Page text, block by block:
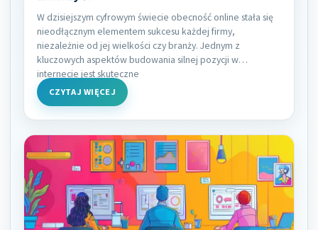
W dzisiejszym cyfrowym świecie obecność online stała się
nieodłącznym elementem sukcesu każdej firmy,
niezależnie od jej wielkości czy branży. Jednym z
kluczowych aspektów budowania silnej pozycji w
internecie jest skuteczne
CZYTAJ WIĘCEJ